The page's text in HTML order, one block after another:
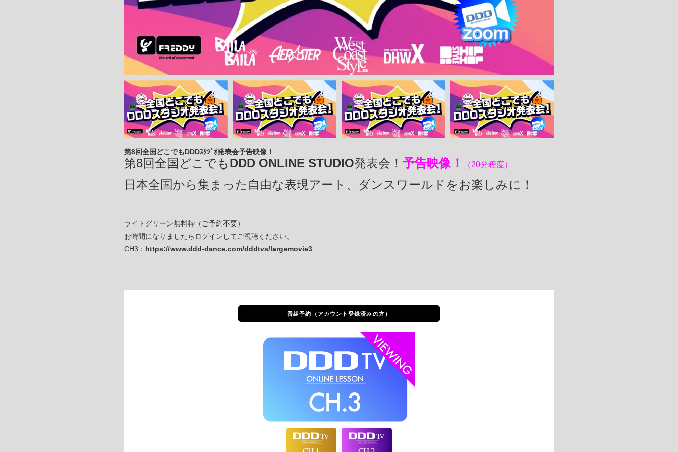
第8回全国どこでもDDDｽﾀｼﾞｵ発表会予告映像！
第8回全国どこでも DDD ONLINE STUDIO発表会！ 予告映像！ （20分程度）
日本全国から集まった自由な表現アート、ダンスワールドをお楽しみに！
ライトグリーン無料枠（ご予約不要）
お時間になりましたらログインしてご視聴ください。
CH3： https://www.ddd-dance.com/dddtvs/largemovie3
番組予約 （アカウント登録済みの方）